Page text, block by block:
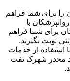
را برای شما فراهم
با
برای شما فراهم
نوبت بگیرید.
استفاده از خدمات
مخدر شهرک نفت